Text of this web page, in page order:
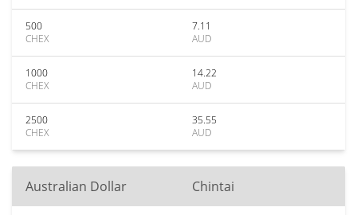
500
CHEX
7.11
AUD
1000
CHEX
14.22
AUD
2500
CHEX
35.55
AUD
Australian Dollar Chintai